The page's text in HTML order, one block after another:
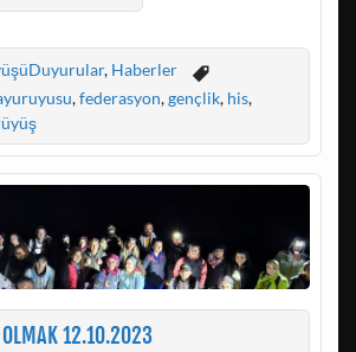
, Haberler
,federasyon,gençlik, his,
OLMAK 12.10.2023